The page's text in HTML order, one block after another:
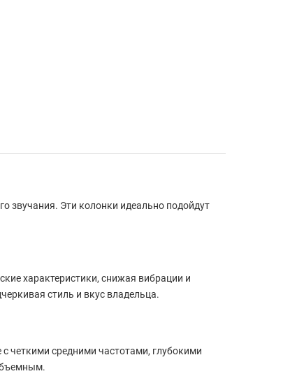
звучания. Эти колонки идеально подойдут
характеристики, снижая вибрации и
стиль и вкус владельца.
четкими средними частотами, глубокими